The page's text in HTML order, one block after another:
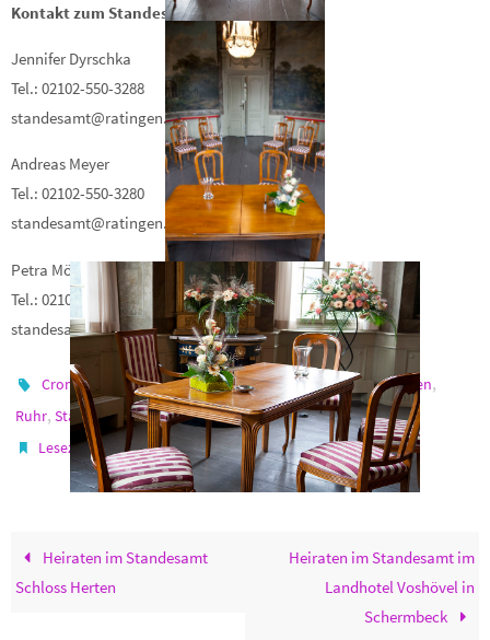
Kontakt zum Standesamt:
Jennifer Dyrschka
Tel.: 02102-550-3288
standesamt@ratingen.de
Andreas Meyer
Tel.: 02102-550-3280
standesamt@ratingen.de
Petra Möller
Tel.: 02102-550-3281
standesamt@ratingen.de
Cromford Erlebnistrauung,Herrenhaus, Hochzeit ,Ratingen,
Ruhr, Standesamt,Trauung.
Lesezeichen.
Heiraten im Standesamt
Schloss Herten
Heiraten im Standesamt im
Landhotel Voshövel in
Schermbeck